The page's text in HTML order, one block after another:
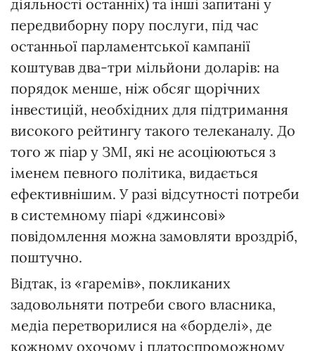
діяльності останніх) та інші запитані у
передвиборну пору послуги, під час
останньої парламентської кампанії
коштував два-три мільйони доларів: на
порядок менше, ніж обсяг щорічних
інвестицій, необхідних для підтримання
високого рейтингу такого телеканалу. До
того ж піар у ЗМІ, які не асоціюються з
іменем певного політика, видається
ефективнішим. У разі відсутності потреби
в системному піарі «джинсові»
повідомлення можна замовляти вроздріб,
поштучно.
Відтак, із «гаремів», покликаних
задовольняти потреби свого власника,
медіа перетворилися на «борделі», де
кожному охочому і платоспроможному